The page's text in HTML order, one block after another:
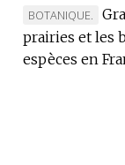
MARQUE
DE
DOMAINE
BOTANIQUE.
prairies et les
espèces en